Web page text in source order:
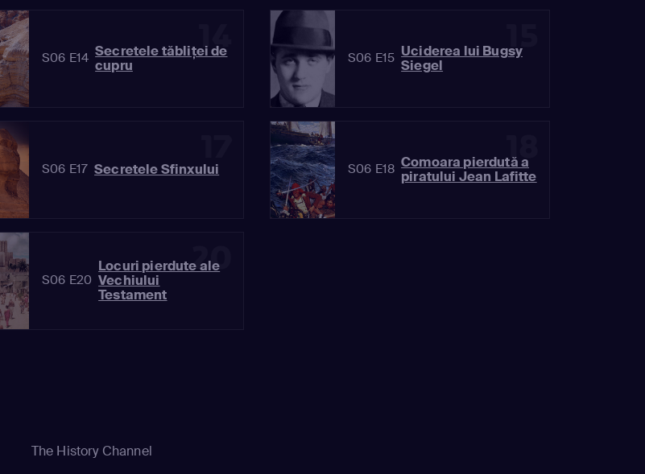
14
S06 E14 Secretele tăbliței de
cupru
S06 E15 Uciderea lui Bugsy
Siegel
S06 E17 Secretele Sfinxului
18
S06 E18 Comoara pierdută a
piratului Jean Lafitte
20
S06 E20
Locuri pierdute ale
Vechiului
Testament
The History Channel